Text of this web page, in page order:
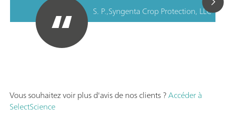
S. P.,Syngenta Crop Protection, LLC
Vous souhaitez voir plus d'avis de nos clients ?Accéder à
SelectScience